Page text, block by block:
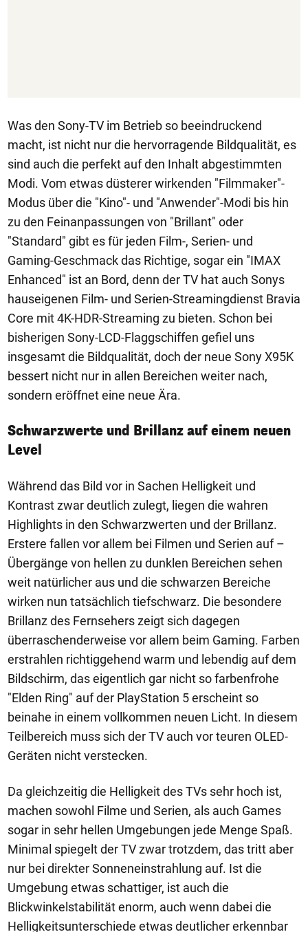
Was den Sony-TV im Betrieb so beeindruckend
macht, ist nicht nur die hervorragende Bildqualität, es
sind auch die perfekt auf den Inhalt abgestimmten
Modi. Vom etwas düsterer wirkenden "Filmmaker"-
Modus über die "Kino"- und "Anwender"-Modi bis hin
zu den Feinanpassungen von "Brillant" oder
"Standard" gibt es für jeden Film-, Serien- und
Gaming-Geschmack das Richtige, sogar ein "IMAX
Enhanced" ist an Bord, denn der TV hat auch Sonys
hauseigenen Film- und Serien-Streamingdienst Bravia
Core mit 4K-HDR-Streaming zu bieten. Schon bei
bisherigen Sony-LCD-Flaggschiffen gefiel uns
insgesamt die Bildqualität, doch der neue Sony X95K
bessert nicht nur in allen Bereichen weiter nach,
sondern eröffnet eine neue Ära.
Schwarzwerte und Brillanz auf einem neuen
Level
Während das Bild vor in Sachen Helligkeit und
Kontrast zwar deutlich zulegt, liegen die wahren
Highlights in den Schwarzwerten und der Brillanz.
Erstere fallen vor allem bei Filmen und Serien auf –
Übergänge von hellen zu dunklen Bereichen sehen
weit natürlicher aus und die schwarzen Bereiche
wirken nun tatsächlich tiefschwarz. Die besondere
Brillanz des Fernsehers zeigt sich dagegen
überraschenderweise vor allem beim Gaming. Farben
erstrahlen richtiggehend warm und lebendig auf dem
Bildschirm, das eigentlich gar nicht so farbenfrohe
"Elden Ring" auf der PlayStation 5 erscheint so
beinahe in einem vollkommen neuen Licht. In diesem
Teilbereich muss sich der TV auch vor teuren OLED-
Geräten nicht verstecken.
Da gleichzeitig die Helligkeit des TVs sehr hoch ist,
machen sowohl Filme und Serien, als auch Games
sogar in sehr hellen Umgebungen jede Menge Spaß.
Minimal spiegelt der TV zwar trotzdem, das tritt aber
nur bei direkter Sonneneinstrahlung auf. Ist die
Umgebung etwas schattiger, ist auch die
Blickwinkelstabilität enorm, auch wenn dabei die
Helligkeitsunterschiede etwas deutlicher erkennbar